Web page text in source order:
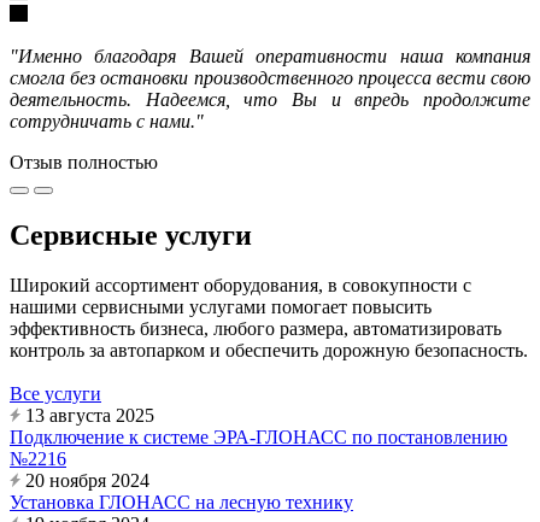
"Именно благодаря Вашей оперативности наша компания
смогла без остановки производственного процесса вести свою
деятельность. Надеемся, что Вы и впредь продолжите
сотрудничать с нами."
Отзыв полностью
Сервисные услуги
Широкий ассортимент оборудования, в совокупности с
нашими сервисными услугами помогает повысить
эффективность бизнеса, любого размера, автоматизировать
контроль за автопарком и обеспечить дорожную безопасность.
Все услуги
13 августа 2025
Подключение к системе ЭРА-ГЛОНАСС по постановлению
№2216
20 ноября 2024
Установка ГЛОНАСС на лесную технику